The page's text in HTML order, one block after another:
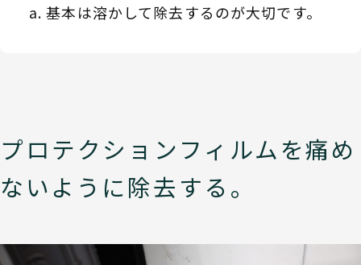
基本は溶かして除去するのが大切です。
プロテクションフィルムを痛め
ないように除去する。